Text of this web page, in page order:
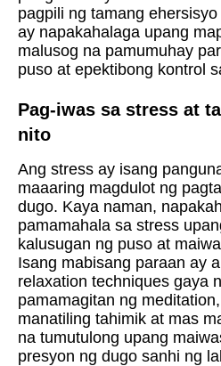
pagpili ng tamang
ay napakahalaga upang
malusog na pamumuhay
puso at epektibong kontrol
Pag-iwas sa stress at
nito
Ang stress ay isang
maaaring magdulot ng
dugo. Kaya naman,
pamamahala sa stress
kalusugan ng puso at
Isang mabisang paraan ay
relaxation techniques gaya
pamamagitan ng
manatiling tahimik at mas
na tumutulong upang
presyon ng dugo sanhi ng